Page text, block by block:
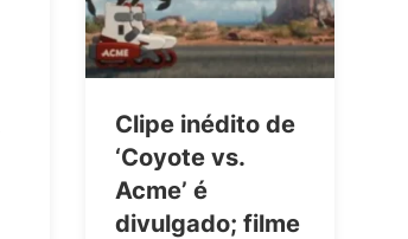
Clipe inédito de
‘Coyote vs.
Acme’ é
divulgado; filme